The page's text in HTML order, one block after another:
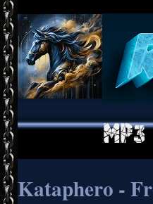
Kataphero -